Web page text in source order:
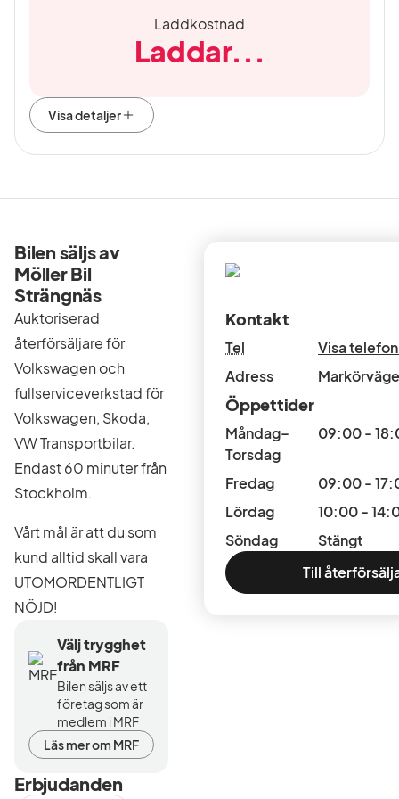
Laddkostnad
Laddar...
Visa detaljer
Bilen säljs av
Möller Bil
Strängnäs
Auktoriserad
återförsäljare för
Volkswagen och
fullserviceverkstad för
Volkswagen, Skoda,
VW Transportbilar.
Endast 60 minuter från
Stockholm.
Vårt mål är att du som
kund alltid skall vara
UTOMORDENTLIGT
NÖJD!
Välj trygghet
från MRF
Bilen säljs av ett
företag som är
medlem i MRF
Läs mer om MRF
Kontakt
Tel
Visa
Adress
Öppettider
Måndag–
Torsdag
09:00 -
Fredag
09:00 -
Lördag
10:00 -
Söndag
Stängt
Till
Erbjudanden